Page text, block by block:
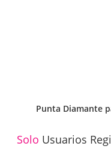
Punta Diamante
Solo Usuarios